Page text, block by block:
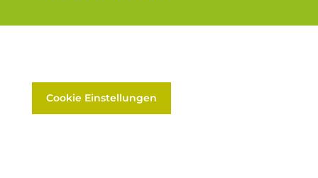
Cookie Einstellungen